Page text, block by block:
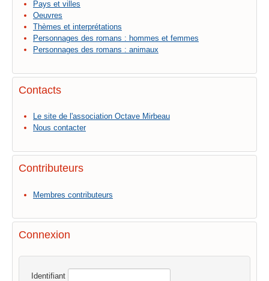
Pays et villes
Oeuvres
Thèmes et interprétations
Personnages des romans : hommes et femmes
Personnages des romans : animaux
Contacts
Le site de l'association Octave Mirbeau
Nous contacter
Contributeurs
Membres contributeurs
Connexion
Identifiant